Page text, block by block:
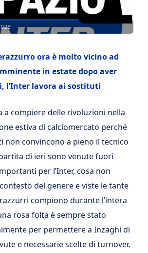
ora è molto vicino ad
in estate dopo aver
l’Inter lavora ai sostituti
a compiere delle rivoluzioni nella
estiva di calciomercato perché
non convincono a pieno il tecnico
di ieri sono venute fuori
per l’Inter, cosa non
del genere e viste le tante
compiono durante l’intera
rosa folta è sempre stato
per permettere a Inzaghi di
e necessarie scelte di turnover.